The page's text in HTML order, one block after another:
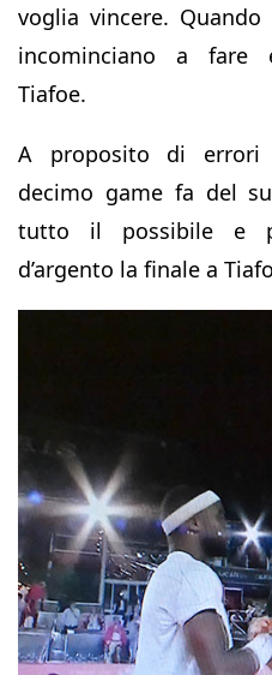
voglia vincere.
incominciano a fare
Tiafoe.
A proposito di errori
decimo game fa del
tutto il possibile e
d’argento la finale a